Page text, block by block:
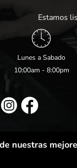
Estamos
Lunes a Sabado
10:00am - 8:00pm
nuestras